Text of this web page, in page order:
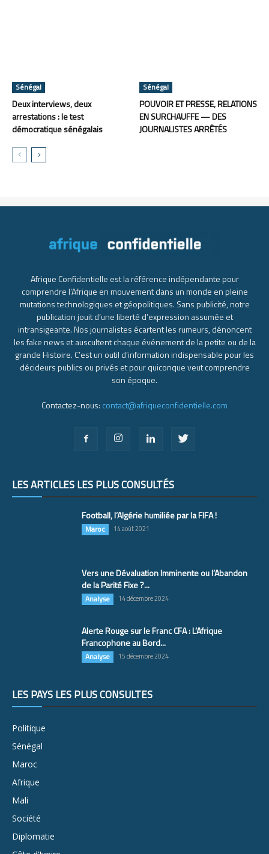
Sénégal
Deux interviews, deux
arrestations : le test
démocratique sénégalais
Sénégal
POUVOIR ET PRESSE, RELATIONS
EN SURCHAUFFE — DES
JOURNALISTES ARRÊTÉS
Afrique Confidentielle est la référence indépendante pour
comprendre l’Afrique en mouvement dans un monde en pleine
mutations technologiques et géopolitiques. Sans publicité, notre
publication jouit d’une liberté d’expression assumée et
intransigeante. Nos journalistes écartent les rumeurs, dénoncent
les fake news et auscultent chaque événement de la petite ou de la
grande Histoire. C’est un outil d’information indispensable pour les
décideurs publics ou privés et pour quiconque veut comprendre
son époque.
Contactez-nous: contact@afriqueconfidentielle.com
LES ARTICLES LES PLUS CONSULTÉS
Football, l’Algérie humiliée par la FIFA !
Maroc 14 août 2021
Vers une Dévaluation Imminente ou l’Abandon
de la Parité Fixe ?...
Analyse 14 décembre 2024
Alerte Rouge sur le Franc CFA : L’Afrique
Francophone au Bord...
Analyse 15 décembre 2024
LES PAYS LES PLUS CONSULTÉS
Politique
Sénégal
Maroc
Afrique
Mali
Société
Diplomatie